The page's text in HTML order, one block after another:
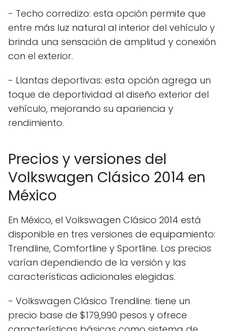
- Techo corredizo: esta opción permite que
entre más luz natural al interior del vehículo y
brinda una sensación de amplitud y conexión
con el exterior.
- Llantas deportivas: esta opción agrega un
toque de deportividad al diseño exterior del
vehículo, mejorando su apariencia y
rendimiento.
Precios y versiones del
Volkswagen Clásico 2014 en
México
En México, el Volkswagen Clásico 2014 está
disponible en tres versiones de equipamiento:
Trendline, Comfortline y Sportline. Los precios
varían dependiendo de la versión y las
características adicionales elegidas.
- Volkswagen Clásico Trendline: tiene un
precio base de $179,990 pesos y ofrece